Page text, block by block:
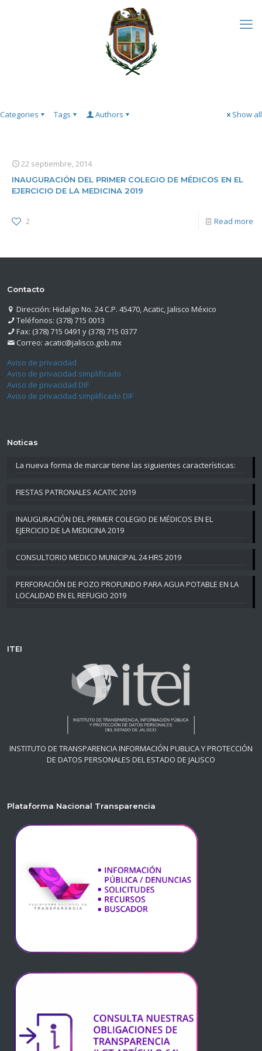
Categories Tags Authors Show all
22 septiembre, 2014
INAUGURACIÓN DEL PRIMER COLEGIO DE MÉDICOS EN EL
EJERCICIO DE LA MEDICINA 2019
2 Read more
Contacto
Dirección: Hidalgo No. 24 C.P. 45470, Acatic, Jalisco México
Teléfonos: (378) 715 0013
Fax: (378) 715 0491 y (378) 715 0377
Correo: acatic@jalisco.gob.mx
Aviso de privacidad
Aviso de privacidad simplificado
Aviso de privacidad DIF
Aviso de privacidad simplificado DIF
Noticas
La nueva forma de marcar tiene las siguientes características:
FIESTAS PATRONALES ACATIC 2019
INAUGURACIÓN DEL PRIMER COLEGIO DE MÉDICOS EN EL
EJERCICIO DE LA MEDICINA 2019
CONSULTORIO MEDICO MUNICIPAL 24 HRS 2019
PERFORACIÓN DE POZO PROFUNDO PARA AGUA POTABLE EN LA
LOCALIDAD EN EL REFUGIO 2019
ITEI
INSTITUTO DE TRANSPARENCIA INFORMACIÓN PUBLICA Y PROTECCIÓN
DE DATOS PERSONALES DEL ESTADO DE JALISCO
Plataforma Nacional Transparencia